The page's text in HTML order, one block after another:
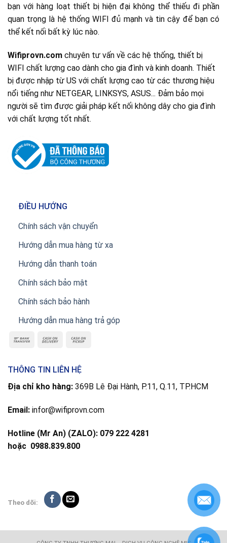
bạn với hàng loạt thiết bị hiện đại không thể thiếu đi phần
quan trọng là hệ thống WIFI đủ mạnh và tin cậy để bạn có
thể kết nối bất kỳ lúc nào.
Wifiprovn.com chuyên tư vấn về các hệ thống, thiết bị
WIFI chất lượng cao dành cho gia đình và kinh doanh. Thiết
bị được nhập từ US với chất lượng cao từ các thương hiệu
nổi tiếng như NETGEAR, LINKSYS, ASUS... Đảm bảo mọi
người sẽ tìm được giải pháp kết nối không dây cho gia đình
với chất lượng tốt nhất.
ĐIỀU HƯỚNG
Chính sách vận chuyển
Hướng dẫn mua hàng từ xa
Hướng dẫn thanh toán
Chính sách bảo mật
Chính sách bảo hành
Hướng dẫn mua hàng trả góp
THÔNG TIN LIÊN HỆ
Địa chỉ kho hàng: 369B Lê Đại Hành, P.11, Q.11, TP.HCM
Email: infor@wifiprovn.com
Hotline (Mr An) (ZALO): 079 222 4281
hoặc 0988.839.800
Theo dõi: